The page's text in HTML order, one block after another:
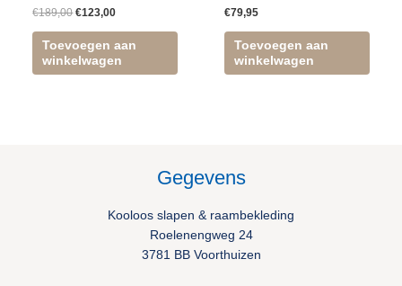
€189,00 €123,00
Toevoegen aan
winkelwagen
€79,95
Toevoegen aan
winkelwagen
Gegevens
Kooloos slapen & raambekleding
Roelenengweg 24
3781 BB Voorthuizen